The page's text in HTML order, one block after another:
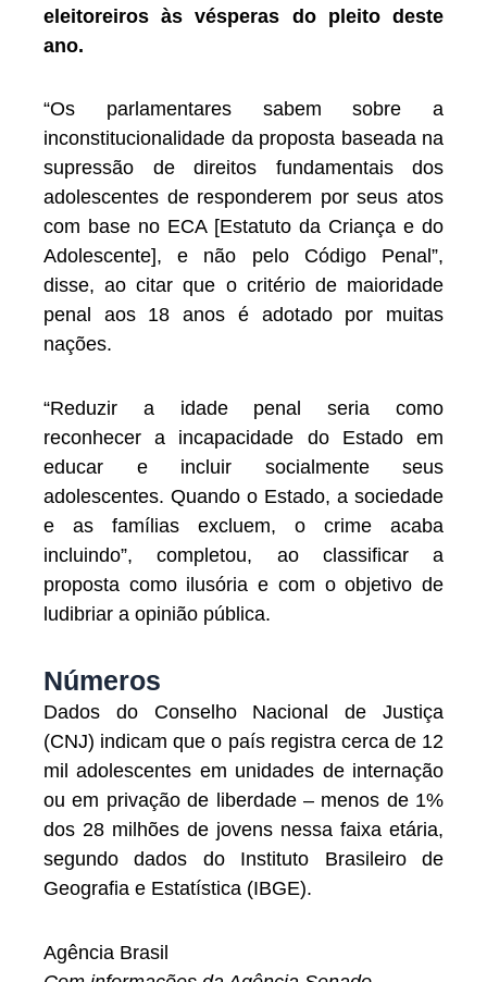
eleitoreiros às vésperas do pleito deste
ano.
“Os parlamentares sabem sobre a
inconstitucionalidade da proposta baseada na
supressão de direitos fundamentais dos
adolescentes de responderem por seus atos
com base no ECA [Estatuto da Criança e do
Adolescente], e não pelo Código Penal”,
disse, ao citar que o critério de maioridade
penal aos 18 anos é adotado por muitas
nações.
“Reduzir a idade penal seria como
reconhecer a incapacidade do Estado em
educar e incluir socialmente seus
adolescentes. Quando o Estado, a sociedade
e as famílias excluem, o crime acaba
incluindo”, completou, ao classificar a
proposta como ilusória e com o objetivo de
ludibriar a opinião pública.
Números
Dados do Conselho Nacional de Justiça
(CNJ) indicam que o país registra cerca de 12
mil adolescentes em unidades de internação
ou em privação de liberdade – menos de 1%
dos 28 milhões de jovens nessa faixa etária,
segundo dados do Instituto Brasileiro de
Geografia e Estatística (IBGE).
Agência Brasil